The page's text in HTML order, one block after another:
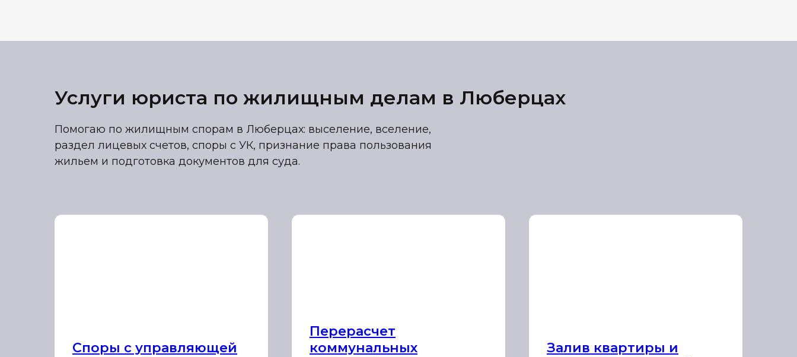
Услуги юриста по жилищным делам в Люберцах
Помогаю по жилищным спорам в Люберцах: выселение, вселение,
раздел лицевых счетов, споры с УК, признание права пользования
жильем и подготовка документов для суда.
Споры с управляющей
Перерасчет
коммунальных
Залив квартиры и